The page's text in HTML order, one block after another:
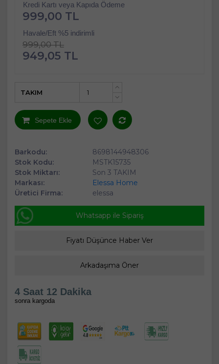
Kredi Kartı veya Kapıda Ödeme
999,00 TL
Havale/Eft %5 indirimli
999,00 TL
949,05 TL
+
TAKIM
Sepete Ekle
Barkodu:
8698144948306
Stok Kodu:
MSTK15735
Stok Miktarı:
Son 3 TAKIM
Markası:
Elessa Home
Üretici Firma:
elessa
Whatsapp ile Sipariş
Fiyatı Düşünce Haber Ver
Arkadaşıma Öner
4 Saat 12 Dakika
sonra kargoda